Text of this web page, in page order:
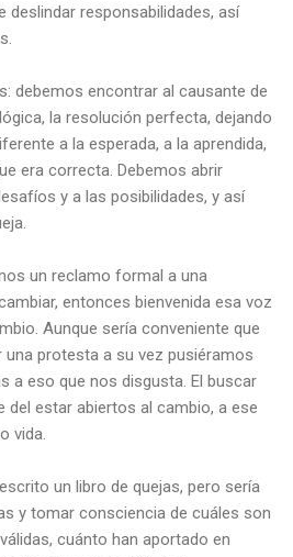
deslindar responsabilidades, así
debemos encontrar al causante de
la resolución perfecta, dejando
a la esperada, a la aprendida,
era correcta. Debemos abrir
y a las posibilidades, y así
un reclamo formal a una
entonces bienvenida esa voz
Aunque sería conveniente que
protesta a su vez pusiéramos
a eso que nos disgusta. El buscar
del estar abiertos al cambio, a ese
vida.
un libro de quejas, pero sería
y tomar consciencia de cuáles son
cuánto han aportado en